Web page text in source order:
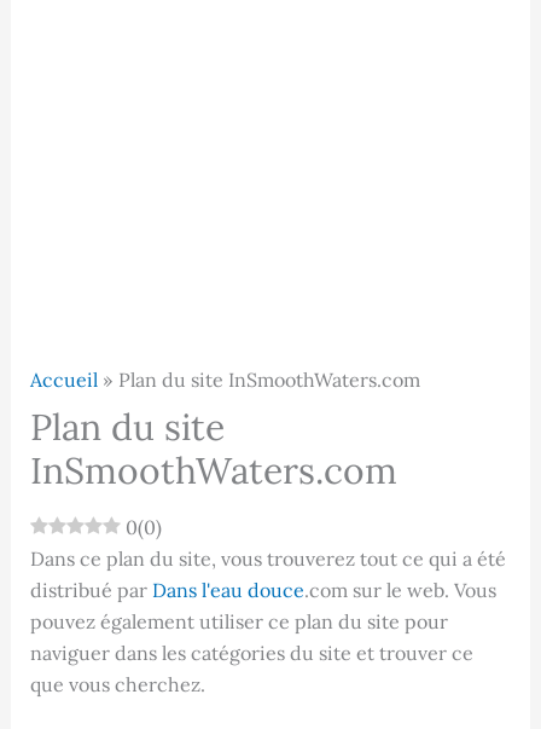
Accueil Plan du site InSmoothWaters.com
Plan du site
InSmoothWaters.com
0(0)
Dans ce plan du site, vous trouverez tout ce qui a été
distribué par Dans l'eau douce.com sur le web. Vous
pouvez également utiliser ce plan du site pour
naviguer dans les catégories du site et trouver ce
que vous cherchez.